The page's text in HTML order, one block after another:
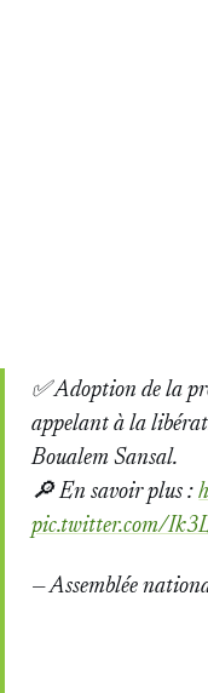
✅ Adoption de la
appelant à la
Boualem Sansal.
🔎 En savoir plus :
pic.twitter.com/
— Assemblée